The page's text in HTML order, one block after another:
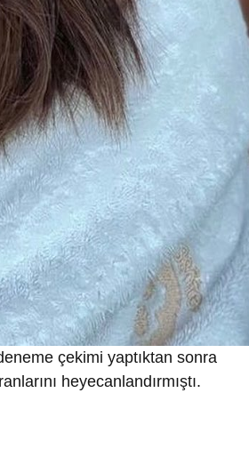
çekimi yaptıktan sonra
heyecanlandırmıştı.